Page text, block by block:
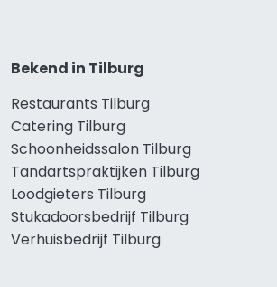
Bekend in Tilburg
Restaurants Tilburg
Catering Tilburg
Schoonheidssalon Tilburg
Tandartspraktijken Tilburg
Loodgieters Tilburg
Stukadoorsbedrijf Tilburg
Verhuisbedrijf Tilburg